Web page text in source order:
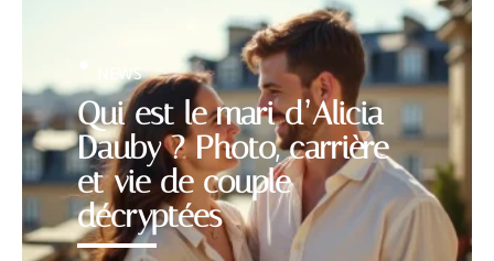
Qui est le mari d’Alicia
Dauby ? Photo, carrière
et vie de couple
décryptées
NEWS